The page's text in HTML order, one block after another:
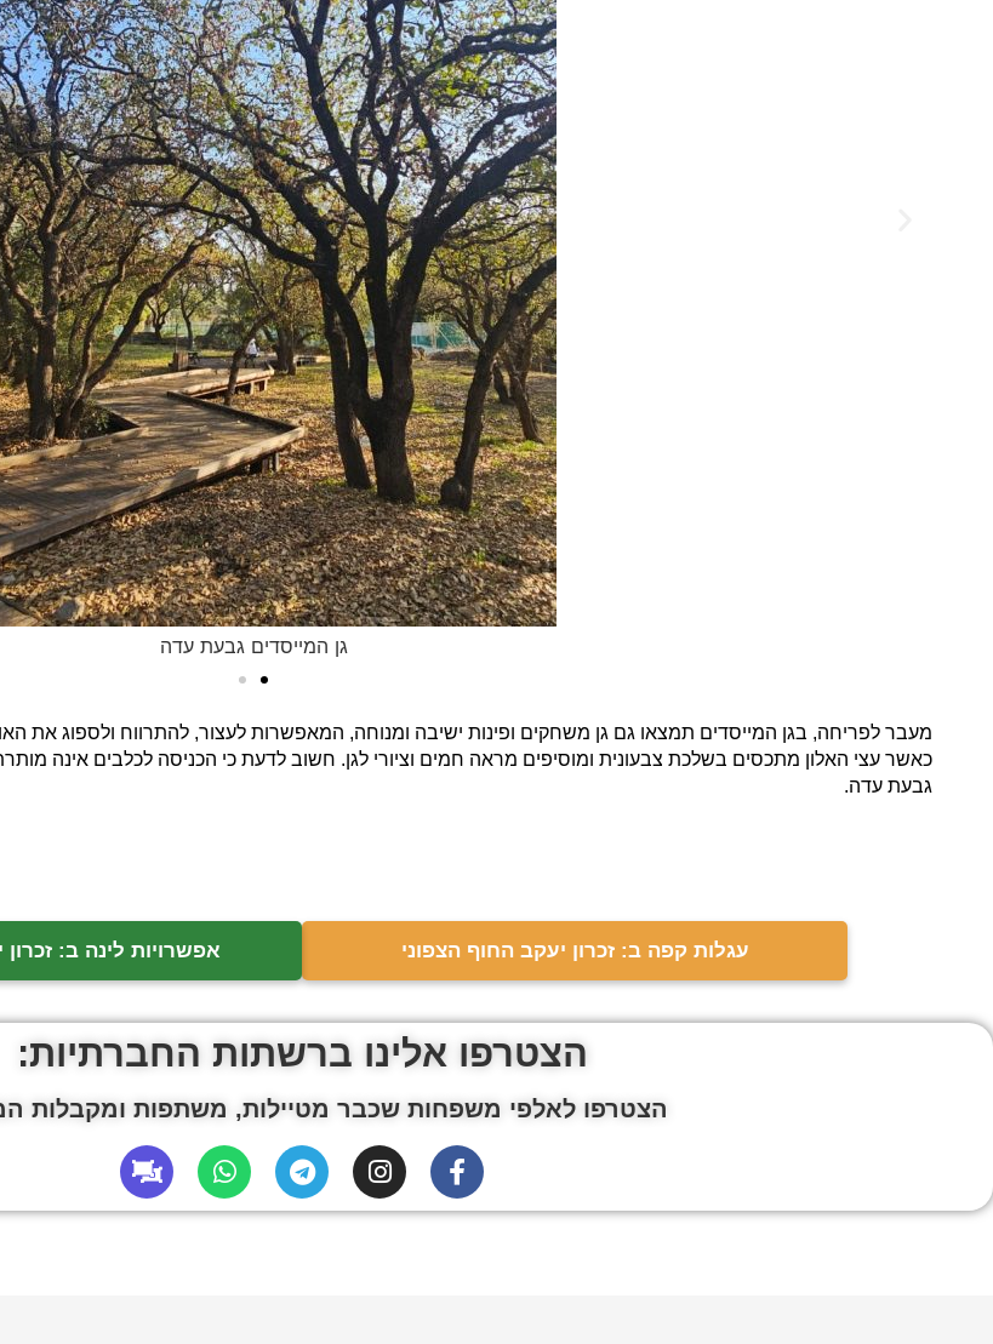
גן המייסדים גבעת עדה
מעבר לפריחה, בגן המייסדים תמצאו גם גן משחקים ופינות ישיבה ומנוחה, המאפשרות לעצור, להתרווח ולספוג את
כאשר עצי האלון מתכסים בשלכת צבעונית ומוסיפים מראה חמים וציורי לגן. חשוב לדעת כי הכניסה לכלבים אינה
גבעת עדה.
עגלות קפה ב: זכרון יעקב החוף הצפוני אפשרויות לינה ב:
הצטרפו אלינו ברשתות החברתיות:
הצטרפו לאלפי משפחות שכבר מטיילות, משתפות ומקבלות